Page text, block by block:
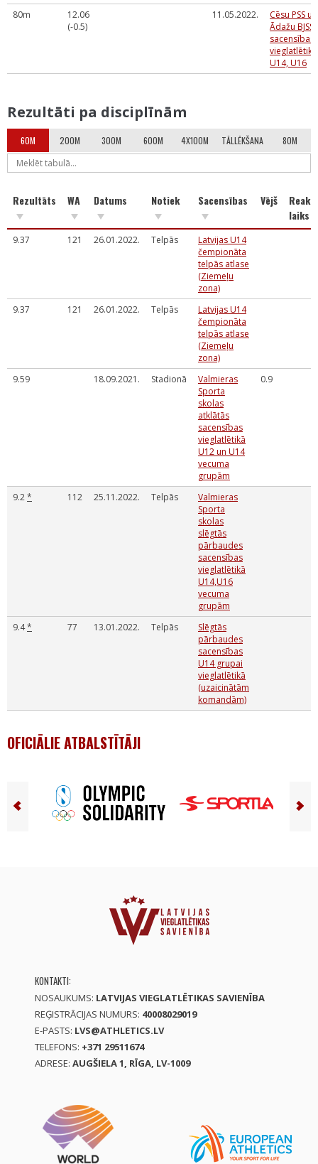
80m
12.06
(-0.5)
11.05.2022.
Cēsu PSS un
Ādažu BJSS
sacensības
vieglatlētikā
U14, U16
Rezultāti pa disciplīnām
60M 200M 300M 600M 4X100M TĀLLĒKŠANA 80M
Rezultāts WA Datums Notiek Sacensības Vējš
laiks
9.37 121 26.01.2022. Telpās
Latvijas U14
čempionāta
telpās atlase
(Ziemeļu
zona)
9.37
121 26.01.2022. Telpās
Latvijas U14
čempionāta
telpās atlase
(Ziemeļu
zona)
9.59
18.09.2021. Stadionā
Valmieras
Sporta
skolas
atklātās
sacensības
vieglatlētikā
U12 un U14
vecuma
grupām
0.9
9.2* 112 25.11.2022. Telpās
Valmieras
Sporta
skolas
slēgtās
pārbaudes
sacensības
vieglatlētikā
U14,U16
vecuma
grupām
9.4* 77 13.01.2022. Telpās
Slēgtās
pārbaudes
sacensības
U14 grupai
vieglatlētikā
(uzaicinātām
komandām)
OFICIĀLIE ATBALSTĪTĀJI
KONTAKTI:
NOSAUKUMS: LATVIJAS VIEGLATLĒTIKAS SAVIENĪBA
REĢISTRĀCIJAS NUMURS: 40008029019
E-PASTS: LVS@ATHLETICS.LV
TELEFONS: +371 29511674
ADRESE: AUGŠIELA 1, RĪGA, LV-1009